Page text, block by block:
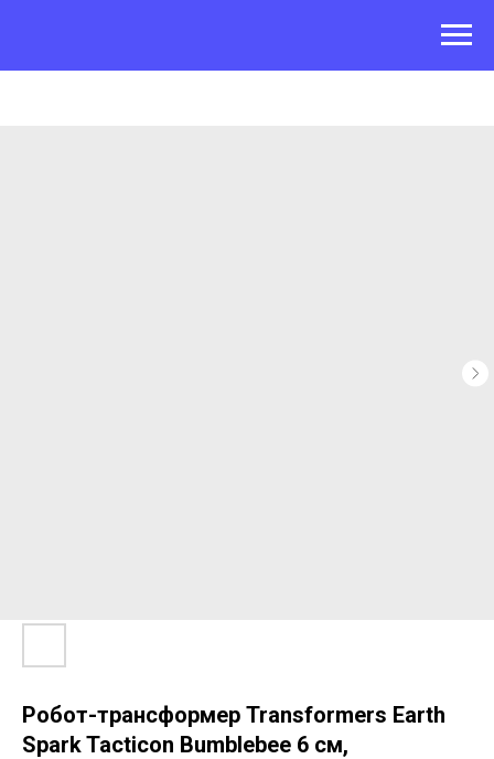
Робот-трансформер Transformers Earth
Spark Tacticon Bumblebee 6 см,